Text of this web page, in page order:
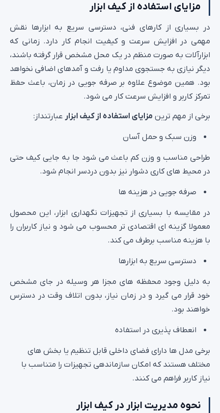
مزایای استفاده از کیف ابزار
در بسیاری از کارهای فنی، دسترسی سریع به ابزارها نقش
مهمی در افزایش سرعت و کیفیت انجام کار دارد. زمانی که
ابزارآلات به‌ صورت منظم در یک محل مشخص قرار گرفته باشند،
دیگر نیازی به جستجوی مداوم یا رفت‌ و آمدهای اضافی نخواهد
بود. همین موضوع علاوه بر صرفه‌ جویی در زمان، باعث حفظ
تمرکز کاربر و افزایش سرعت کار می شود.
برخی از مهم‌ ترین مزایای استفاده از کیف ابزار عبارتنداز:
وزن سبک و حمل آسان
طراحی مناسب و وزن کم باعث می‌ شود جا به‌ جایی کیف حتی
در محیط‌ های کاری دشوار نیز بدون دردسر انجام شود.
صرفه‌ جویی در هزینه‌ ها
در مقایسه با بسیاری از تجهیزات نگهداری ابزار، این محصول
معمولا گزینه‌ ای اقتصادی‌ تر محسوب می‌ شود و نیاز کاربران را
با هزینه مناسب برطرف می‌ کند.
دسترسی سریع به ابزارها
به دلیل وجود محفظه‌ های مجزا هر وسیله در جای مشخص
خود قرار می گیرد و در زمان نیاز، بدون اتلاف وقت در دسترس
خواهند بود.
انعطاف‌ پذیری در استفاده
برخی مدل‌ ها دارای فضای داخلی قابل تنظیم یا بخش‌ های
مختلف هستند که امکان سازماندهی تجهیزات را متناسب با
نیاز کاربر فراهم می‌ کنند.
نحوه مدیریت ابزار در کیف ابزار